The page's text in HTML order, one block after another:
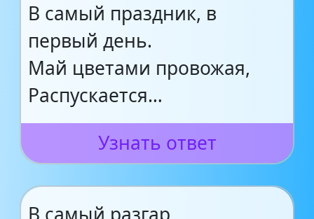
В самый праздник, в
первый день.
Май цветами провожая,
Распускается…
Узнать ответ